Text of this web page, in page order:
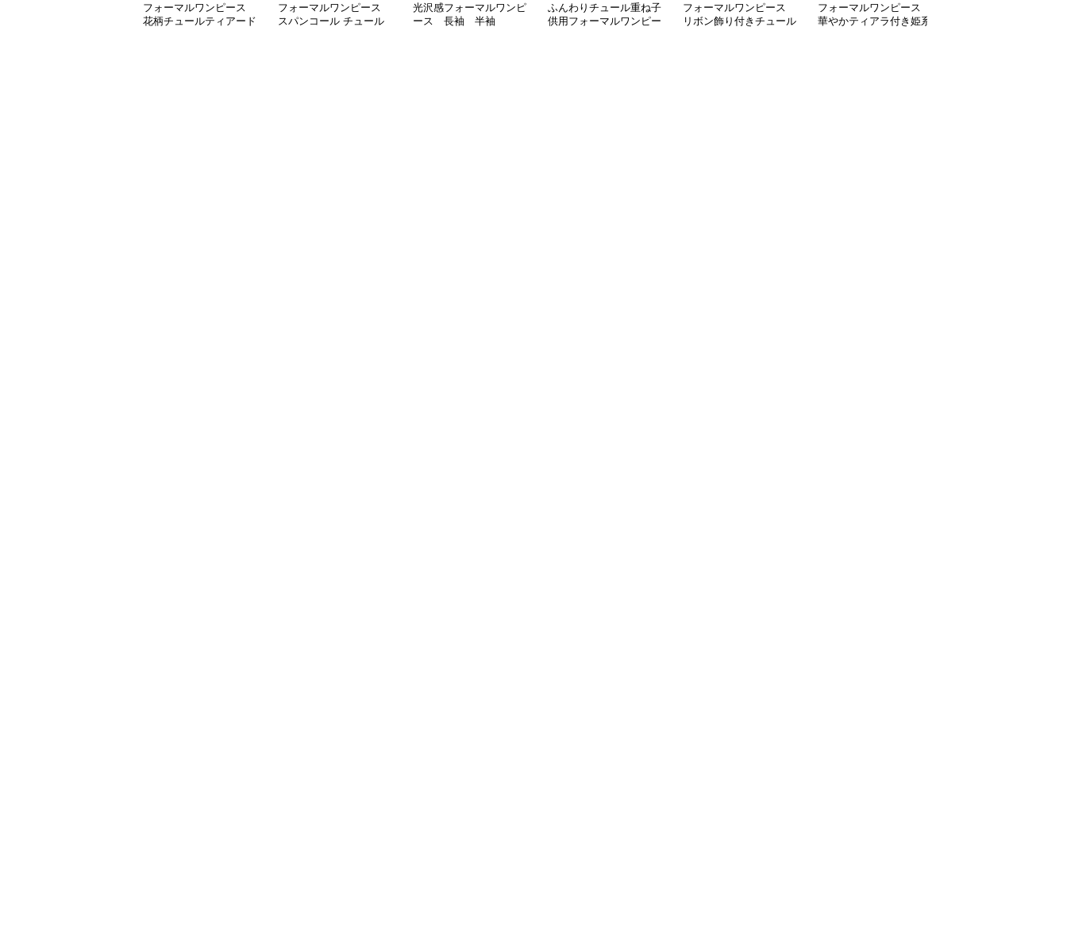
フォーマルワンピース
花柄チュールティアード
フォーマルワンピース
スパンコール チュール
光沢感フォーマルワンピ
ース 長袖 半袖
ふんわりチュール重ね子
供用フォーマルワンピー
フォーマルワンピース
リボン飾り付きチュール
フォーマルワンピース
華やかティアラ付き姫系